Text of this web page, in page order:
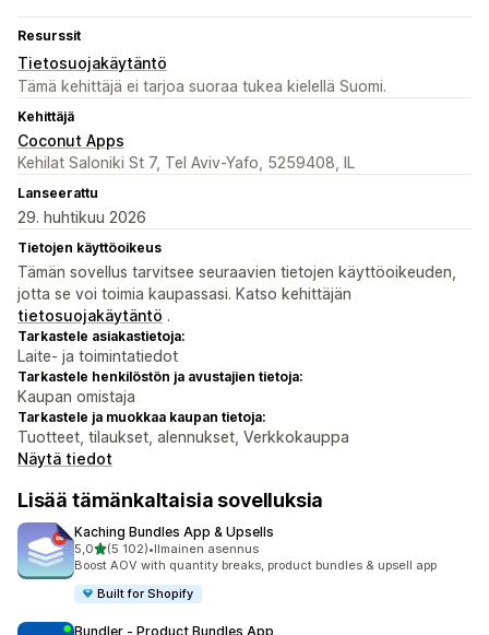
Resurssit
Tietosuojakäytäntö
Tämä kehittäjä ei tarjoa suoraa tukea kielellä Suomi.
Kehittäjä
Coconut Apps
Kehilat Saloniki St 7, Tel Aviv-Yafo, 5259408, IL
Lanseerattu
29. huhtikuu 2026
Tietojen käyttöoikeus
Tämän sovellus tarvitsee seuraavien tietojen käyttöoikeuden,
jotta se voi toimia kaupassasi. Katso kehittäjän
tietosuojakäytäntö .
Tarkastele asiakastietoja:
Laite- ja toimintatiedot
Tarkastele henkilöstön ja avustajien tietoja:
Kaupan omistaja
Tarkastele ja muokkaa kaupan tietoja:
Tuotteet, tilaukset, alennukset, Verkkokauppa
Näytä tiedot
Lisää tämänkaltaisia sovelluksia
Kaching Bundles App & Upsells
5,0/ 5 tähteä
(5 102)
5102 arvostelua yhteensä
•Ilmainen asennus
Boost AOV with quantity breaks, product bundles & upsell app
Built for Shopify
Bundler ‑ Product Bundles App